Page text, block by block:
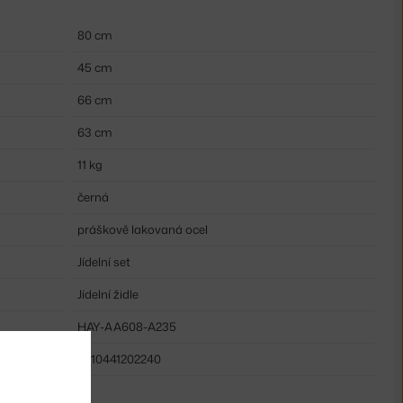
80 cm
45 cm
66 cm
63 cm
11 kg
černá
práškově lakovaná ocel
Jídelní set
Jídelní židle
HAY-AA608-A235
5710441202240